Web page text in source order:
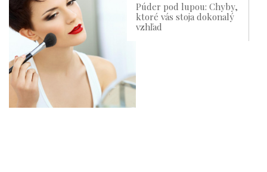
Púder pod lupou: Chyby,
ktoré vás stoja dokonalý
vzhľad